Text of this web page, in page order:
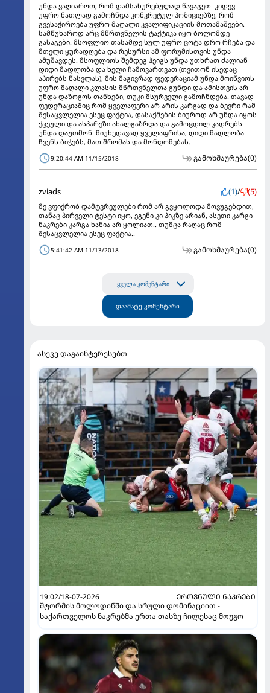
უნდა ვაღიაროთ, რომ დამსახურებულად წავაგეთ. კიდევ
უფრო ნათლად გამოჩნდა კონკრეტულ პოზიციებზე, რომ
გვესაჭიროება უფრო მაღალი კვალიფიკაციის მოთამაშეები.
სამწუხაროდ არც მწრთვნელის ტაქტიკა იყო ბოლომდე
გასაგები. მსოფლიო თასამდე სულ უფრო ცოტა დრო რჩება და
მთელი ყურადღება და რესურსი ამ ფორუმისთვის უნდა
ამუშავდეს. მსოფლიოს შემდეგ ჰეიგს უნდა უთხრათ ძალიან
დიდი მადლობა და ხელი ჩამოვართვათ (თვითონ ისედაც
აპირებს წასვლას), მის მაგივრად ფედერაციამ უნდა მოიწვიოს
უფრო მაღალი კლასის მწრთვნელთა გუნდი და ამისთვის არ
უნდა დაზოგოს თანხები, თუკი მსურველი გამოჩნდება. თავად
ფედერაციაშიც რომ ყველაფერი არ არის კარგად და ბევრი რამ
შესაცვლელია ესეც ფაქტია, დასაქმების ბიუროდ არ უნდა იყოს
ქცეული და ასპარეზი ახალგაზრდა და გამოცდილ კადრებს
უნდა დაუთმონ. მიუხედავად ყველაფრისა, დიდი მადლობა
ჩვენს ბიჭებს, მათ შრომას და მონდომებას.
9:20:44 AM 11/15/2018 გამოხმაურება(0)
zviads (1)/ (5)
მე ვფიქრობ დამტვრეულები რომ არ გვყოლოდა მოვუგებდით,
თანაც პირველი ტესტი იყო, ეგენი კი პიკზე არიან, ასეთი კარგი
ნაკრები კარგა ხანია არ ყოლიათ.. თუმცა რაღაც რომ
შესაცვლელია ესეც ფაქტია..
5:41:42 AM 11/13/2018 გამოხმაურება(0)
ყველა კომენტარი
დაამატე კომენტარი
ასევე დაგაინტერესებთ
19:02/18-07-2026
ᲔᲠᲝᲕᲜᲣᲚᲘ ᲜᲐᲙᲠᲔᲑᲘ
შტორმის მოლოდინში და სრული დომინაციით -
საქართველოს ნაკრებმა ერთა თასზე ჩილესაც მოუგო